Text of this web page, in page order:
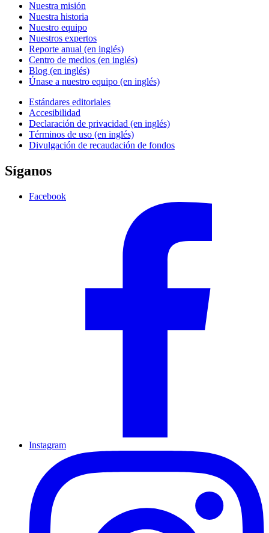
Nuestra misión
Nuestra historia
Nuestro equipo
Nuestros expertos
Reporte anual (en inglés)
Centro de medios (en inglés)
Blog (en inglés)
Únase a nuestro equipo (en inglés)
Estándares editoriales
Accesibilidad
Declaración de privacidad (en inglés)
Términos de uso (en inglés)
Divulgación de recaudación de fondos
Síganos
Facebook
Instagram